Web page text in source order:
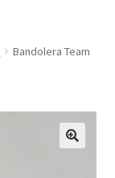
hijo
el
menú
Bandolera Team